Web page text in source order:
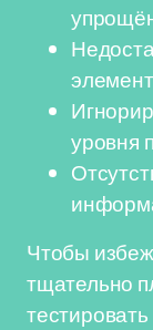
уровня
Чтобы
тщательно